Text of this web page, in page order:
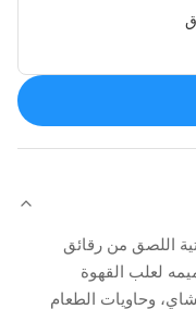
اللصق من رقائق
لعلب القهوة
وحاويات الطعام